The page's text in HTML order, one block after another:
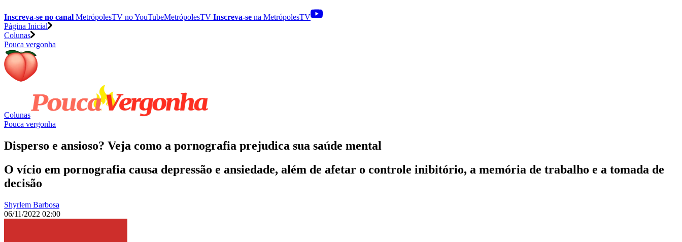
Inscreva-se no canal MetrópolesTV noYouTubeMetrópolesTV Inscreva-se na MetrópolesTV
Página Inicial
Colunas
Pouca vergonha
Colunas
Pouca vergonha
Disperso e ansioso? Veja como a pornografia prejudica sua saúde mental
O vício em pornografia causa depressão e ansiedade, além de afetar o controle inibitório, a memória de trabalho e a tomada de
decisão
Shyrlem Barbosa
06/11/2022 02:00